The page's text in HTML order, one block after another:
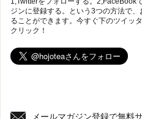
ジンに登録する。という3つの方法で
ることができます。今すぐ下のツイッ
クリック！
メールマガジン登録で無料